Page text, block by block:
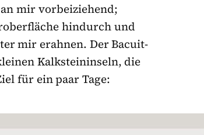
mir vorbeiziehend;
hindurch und
mir erahnen. Der Bacuit-
Kalksteininseln, die
für ein paar Tage: